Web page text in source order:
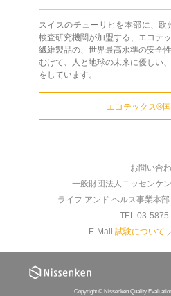
スイスのチューリヒを本部に、
検査研究機関が加盟する、エコテ
繊維製品の、世界最高水準の安全
むけて、人と地球の未来に優しい
をしています。
エコテックス®
お問い合
一般財団法人ニッセンケ
ライフ アンド ヘルス事業本
TEL 03-
E-Mail 試験について
Copyright © Nissenken Quality